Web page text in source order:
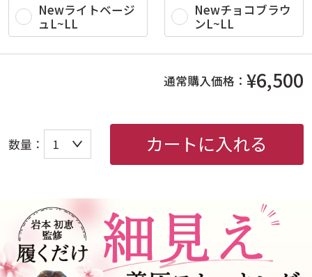
Newライトベージ
ュL~LL
Newチョコブラウ
ンL~LL
通常購入価格：¥6,500
数量： カートに入れる